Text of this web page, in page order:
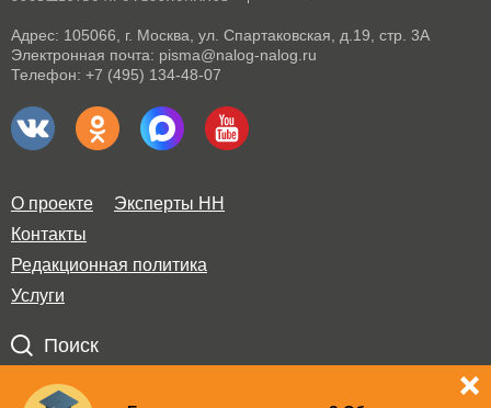
Адрес: 105066, г. Москва, ул. Спартаковская, д.19, стр. 3А
Электронная почта: pisma@nalog-nalog.ru
Телефон: +7 (495) 134-48-07
О проекте
Эксперты НН
Контакты
Редакционная политика
Услуги
Поиск